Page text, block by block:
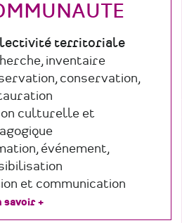
territoriale
inventaire
conservation,
culturelle et
événement,
et communication
savoir +sur